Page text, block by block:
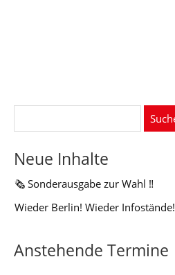
Neue Inhalte
🗞️ Sonderausgabe zur Wahl ‼️
Wieder Berlin! Wieder Infostände!
Anstehende Termine